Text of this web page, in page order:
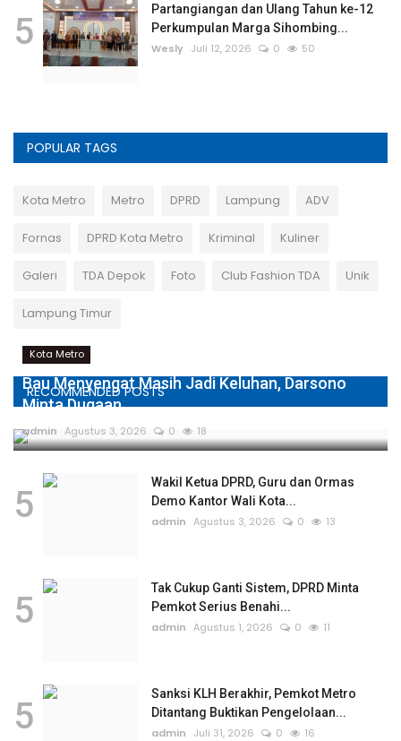
5
Partangiangan dan Ulang Tahun ke-12
Perkumpulan Marga Sihombing...
Wesly Juli 12, 2026 0 50
POPULAR TAGS
Kota Metro Metro DPRD Lampung ADV
Fornas DPRD Kota Metro Kriminal Kuliner
Galeri TDA Depok Foto Club Fashion TDA Unik
Lampung Timur
RECOMMENDED POSTS
Kota Metro
Bau Menyengat Masih Jadi Keluhan, Darsono
Minta Dugaan...
admin Agustus 3, 2026 0 18
5
Wakil Ketua DPRD, Guru dan Ormas
Demo Kantor Wali Kota...
admin Agustus 3, 2026 0 13
5
Tak Cukup Ganti Sistem, DPRD Minta
Pemkot Serius Benahi...
admin Agustus 1, 2026 0 11
5
Sanksi KLH Berakhir, Pemkot Metro
Ditantang Buktikan Pengelolaan...
admin
Juli 31, 2026 0 16